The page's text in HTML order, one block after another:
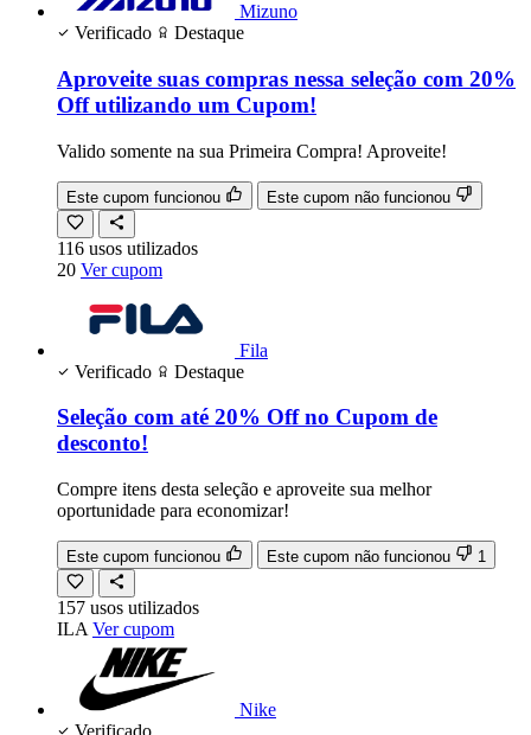
Mizuno
Verificado
Destaque
Aproveite suas compras nessa seleção com 20%
Off utilizando um Cupom!
Valido somente na sua Primeira Compra! Aproveite!
Este cupom funcionou Este cupom não funcionou
116 usos utilizados
20 Ver cupom
Fila
Verificado
Destaque
Seleção com até 20% Off no Cupom de
desconto!
Compre itens desta seleção e aproveite sua melhor
oportunidade para economizar!
Este cupom funcionou Este cupom não funcionou 1
157 usos utilizados
ILA Ver cupom
Nike